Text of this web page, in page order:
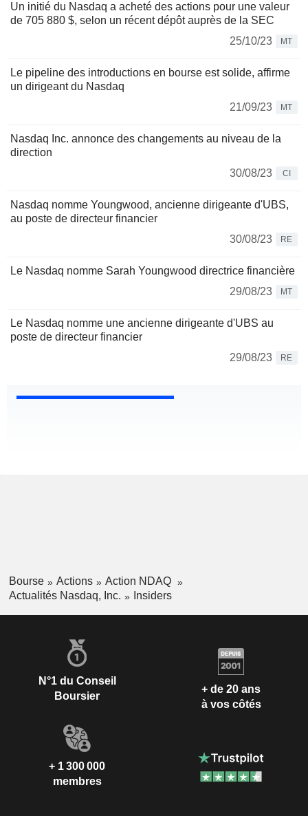
Un initié du Nasdaq a acheté des actions pour une valeur
de 705 880 $, selon un récent dépôt auprès de la SEC
25/10/23
MT
Le pipeline des introductions en bourse est solide, affirme
un dirigeant du Nasdaq
21/09/23
MT
Nasdaq Inc. annonce des changements au niveau de la
direction
30/08/23
CI
Nasdaq nomme Youngwood, ancienne dirigeante d'UBS,
au poste de directeur financier
30/08/23
RE
Le Nasdaq nomme Sarah Youngwood directrice financière
29/08/23
MT
Le Nasdaq nomme une ancienne dirigeante d'UBS au
poste de directeur financier
29/08/23
RE
Bourse Actions
Action NDAQ
Actualités Nasdaq, Inc.
Insiders
N°1 du Conseil
Boursier
+ de 20 ans
à vos côtés
+ 1 300 000
membres